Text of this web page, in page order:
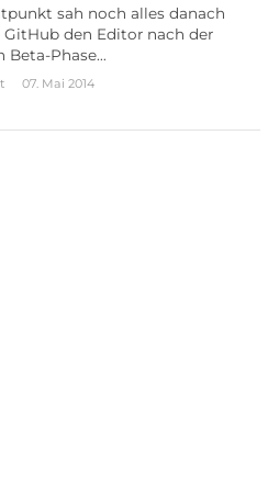
sah noch alles danach
GitHub den Editor nach der
Beta-Phase…
07. Mai 2014